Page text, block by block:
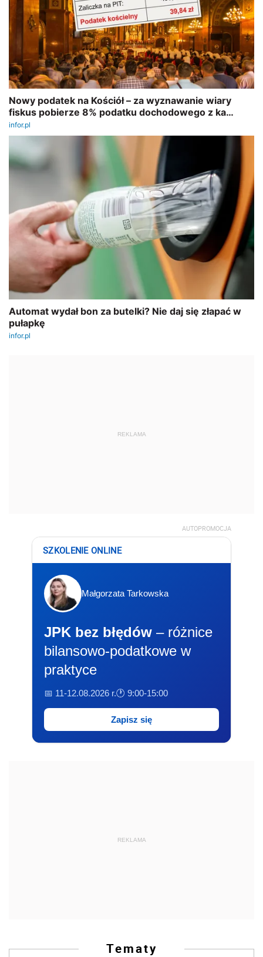
REKLAMA
AUTOPROMOCJA
SZKOLENIE ONLINE
Małgorzata Tarkowska
JPK bez błędów – różnice
bilansowo-podatkowe w
praktyce
📅 11-12.08.2026 r.🕐 9:00-15:00
Zapisz się
REKLAMA
Tematy